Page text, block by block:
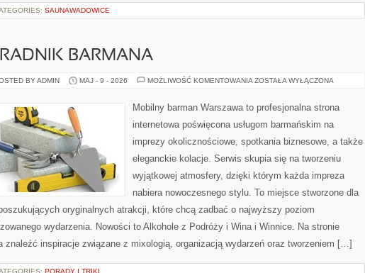
SAUNAWADOWICE
BARMANA
BY ADMIN MAJ - 9 - 2026 MOŻLIWOŚĆ KOMENTOWANIA PORADNIK
ZOSTAŁA WYŁĄCZONA
Mobilny barman Warszawa to profesjonalna strona
internetowa poświęcona usługom barmańskim na
imprezy okolicznościowe, spotkania biznesowe, a także
eleganckie kolacje. Serwis skupia się na tworzeniu
wyjątkowej atmosfery, dzięki którym każda impreza
nabiera nowoczesnego stylu. To miejsce stworzone dla
oryginalnych atrakcji, które chcą zadbać o najwyższy poziom
wydarzenia. Nowości to Alkohole z Podróży i Wina i Winnice. Na stronie
znaleźć inspiracje związane z mixologią, organizacją wydarzeń oraz tworzeniem […]
PORADY I TRIKI